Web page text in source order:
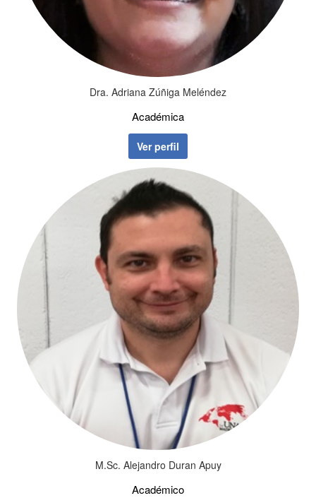
Dra. Adriana Zúñiga Meléndez
Académica
Ver perfil
M.Sc. Alejandro Duran Apuy
Académico